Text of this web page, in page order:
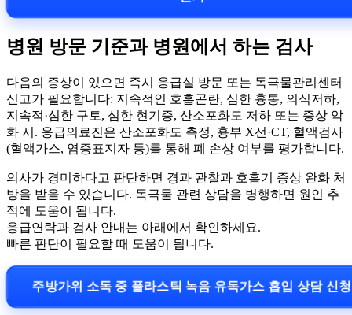
병원 방문 기준과 병원에서 하는 검사
다음의 증상이 있으면 즉시 응급실 방문 또는 독극물관리센터
신고가 필요합니다: 지속적인 호흡곤란, 심한 흉통, 의식저하,
지속적·심한 구토, 심한 현기증, 산소포화도 저하 또는 증상 악
화 시. 응급의료진은 산소포화도 측정, 흉부 X선·CT, 혈액검사
(혈액가스, 염증표지자 등)를 통해 폐 손상 여부를 평가합니다.
의사가 경미하다고 판단하면 경과 관찰과 호흡기 증상 완화 처
방을 받을 수 있습니다. 독극물 관련 상담을 병행하면 원인 추
적에 도움이 됩니다.
응급연락과 검사 안내는 아래에서 확인하세요.
빠른 판단이 필요할 때 도움이 됩니다.
주방가위 소독 중 플라스틱 녹음 유독가스 흡입 상담 신